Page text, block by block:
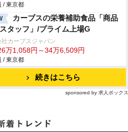
/ 東京都
カーブスの栄養補助食品「商品
タッフ」/プライム上場G
社カーブスジャパン
万1,058円～34万6,509円
/ 東京都
続きはこちら
sponsored by 求人ボックス